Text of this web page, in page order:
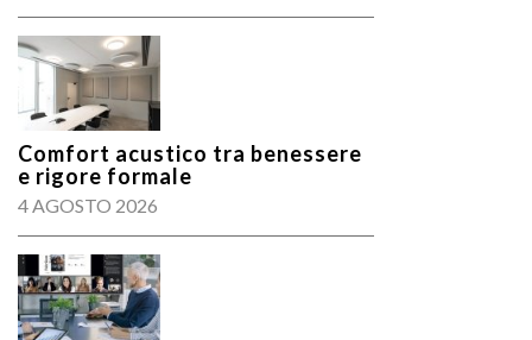
Comfort acustico tra benessere
e rigore formale
4 AGOSTO 2026